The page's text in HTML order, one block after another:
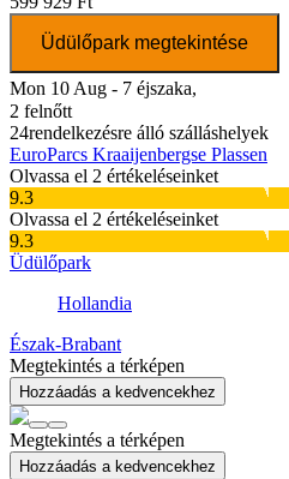
Üdülőpark megtekintése
Mon 10 Aug - 7 éjszaka,
2 felnőtt
24rendelkezésre álló szálláshelyek
EuroParcs Kraaijenbergse Plassen
Olvassa el 2 értékeléseinket
9.3
Olvassa el 2 értékeléseinket
9.3
Üdülőpark
Hollandia
Észak-Brabant
Megtekintés a térképen
Hozzáadás a kedvencekhez
Megtekintés a térképen
Hozzáadás a kedvencekhez